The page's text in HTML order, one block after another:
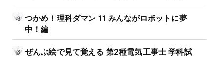
つかめ！理科ダマン 11 みんながロボットに夢
中！編
ぜんぶ絵で見て覚える 第2種電気工事士 学科試